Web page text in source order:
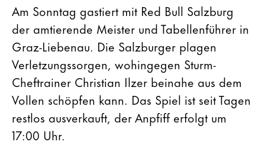
Am Sonntag gastiert mit Red Bull Salzburg
der amtierende Meister und Tabellenführer in
Graz-Liebenau. Die Salzburger plagen
Verletzungssorgen, wohingegen Sturm-
Cheftrainer Christian Ilzer beinahe aus dem
Vollen schöpfen kann. Das Spiel ist seit Tagen
restlos ausverkauft, der Anpfiff erfolgt um
17:00 Uhr.